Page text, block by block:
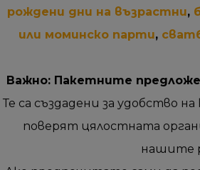
рождени дни на възрастни,
или моминско парти,
Важно: Пакетните
Те са създадени за удобство
поверят цялостната
нашите